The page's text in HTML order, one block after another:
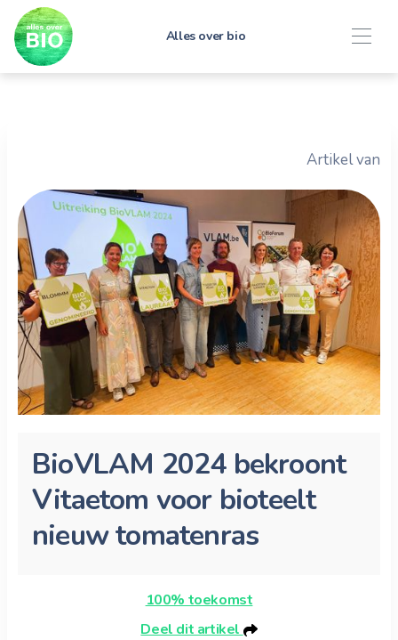
Alles over bio
Artikel van
BioVLAM 2024 bekroont
Vitaetom voor bioteelt
nieuw tomatenras
100% toekomst
Deel dit artikel